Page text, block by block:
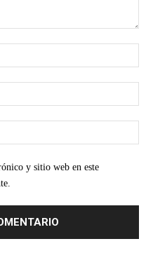
y sitio web en este